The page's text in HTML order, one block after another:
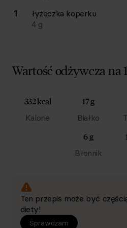
1
łyżeczka koperku
4g
Wartość odżywcza na
332 kcal
Kalorie
17 g
Białko
6 g
Błonnik
Ten przepis może być
diety!
Sprawdzam